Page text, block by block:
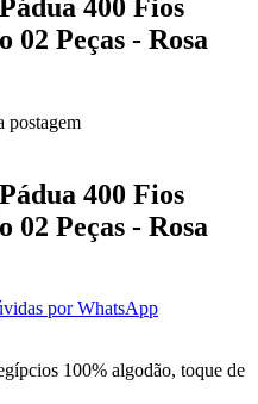
400 Fios
02 Peças - Rosa
postagem
400 Fios
02 Peças - Rosa
por WhatsApp
100% algodão, toque de